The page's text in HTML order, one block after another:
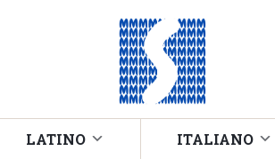
LATINO ITALIANO